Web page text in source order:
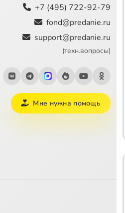
+7 (495) 722-92-79
fond@predanie.ru
support@predanie.ru
(техн.вопросы)
Мне нужна помощь